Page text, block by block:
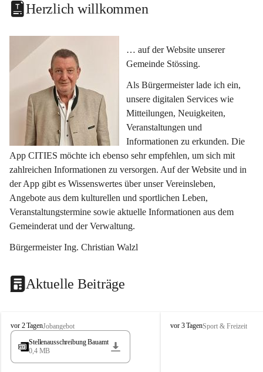
Herzlich willkommen
… auf der Website unserer
Gemeinde Stössing.
Als Bürgermeister lade ich ein,
unsere digitalen Services wie
Mitteilungen, Neuigkeiten,
Veranstaltungen und
Informationen zu erkunden. Die
App CITIES möchte ich ebenso sehr empfehlen, um sich mit
zahlreichen Informationen zu versorgen. Auf der Website und in
der App gibt es Wissenswertes über unser Vereinsleben,
Angebote aus dem kulturellen und sportlichen Leben,
Veranstaltungstermine sowie aktuelle Informationen aus dem
Gemeinderat und der Verwaltung.
Bürgermeister Ing. Christian Walzl
Aktuelle Beiträge
S
t
s
vor 2 TagenJobangebot
Stellenausschreibung Bauamt
0,4 MB
S
vor 3 TagenSport & Freizeit